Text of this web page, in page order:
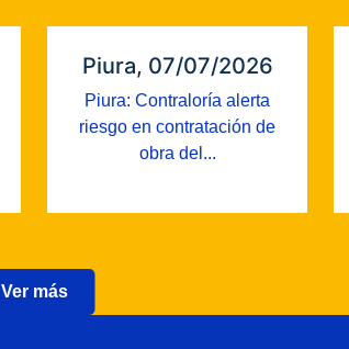
Piura, 07/07/2026
Piura: Contraloría alerta
riesgo en contratación de
obra del...
Ver más